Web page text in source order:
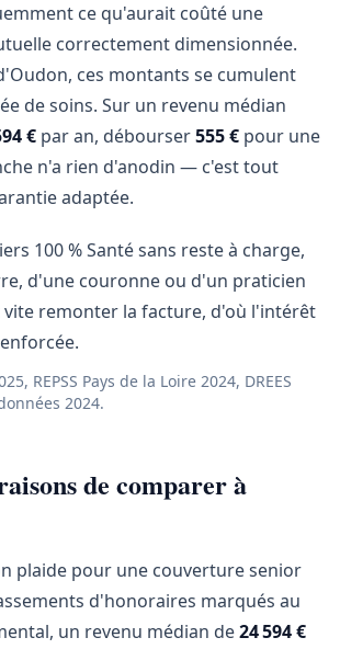
ce qu'aurait coûté une
correctement dimensionnée.
ces montants se cumulent
de soins. Sur un revenu médian
€ par an, débourser555 € pour une
n'a rien d'anodin — c'est tout
adaptée.
100 % Santé sans reste à charge,
d'une couronne ou d'un praticien
vite remonter la facture, d'où l'intérêt
REPSS Pays de la Loire 2024, DREES
2024.
de comparer à
plaide pour une couverture senior
d'honoraires marqués au
un revenu médian de24 594 €